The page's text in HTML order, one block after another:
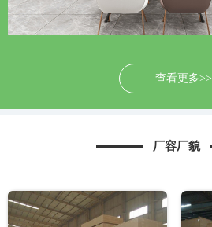
查看更多>>
厂容厂貌